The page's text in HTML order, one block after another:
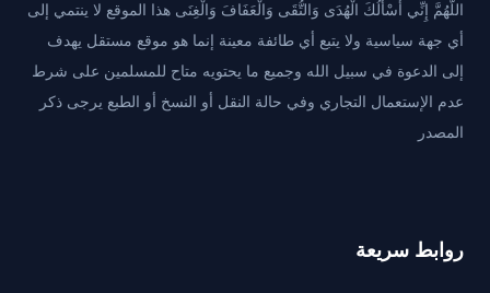
اللَّهُمَّ إِنِّي أَسْأَلُكَ الْهُدَى وَالتُّقَى وَالْعَفَافَ وَالْغِنَى هذا الموقع لا ينتمي إلى
أي جهة سياسية ولا يتبع أي طائفة معينة إنما هو موقع مستقل يهدف
إلى الدعوة في سبيل الله وجميع ما يحتويه متاح للمسلمين على شرط
عدم الإستعمال التجاري وفي حالة النقل أو النسخ أو الطبع يرجى ذكر
المصدر
روابط سريعة